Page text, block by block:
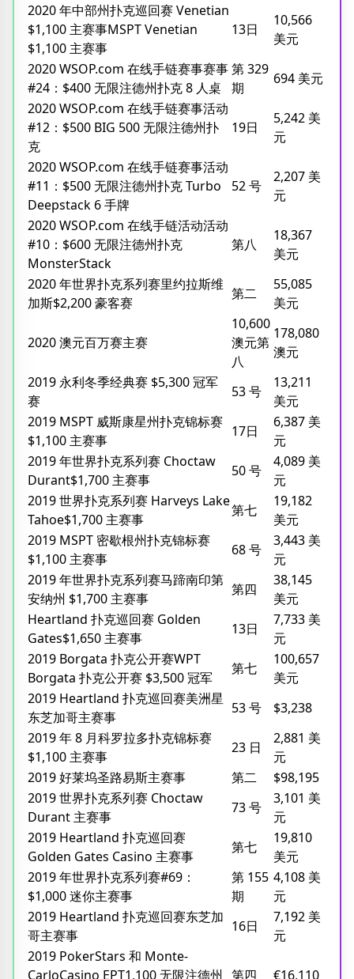
2020 年中部州扑克巡回赛 Venetian
$1,100 主赛事MSPT Venetian
$1,100 主赛事
13日
10,566
美元
2020 WSOP.com 在线手链赛事赛事
#24：$400 无限注德州扑克 8 人桌
第 329
期
694 美元
2020 WSOP.com 在线手链赛事活动
#12：$500 BIG 500 无限注德州扑
克
19日
5,242 美
元
2020 WSOP.com 在线手链赛事活动
#11：$500 无限注德州扑克 Turbo
Deepstack 6 手牌
52 号
2,207 美
元
2020 WSOP.com 在线手链活动活动
#10：$600 无限注德州扑克
MonsterStack
第八
18,367
美元
2020 年世界扑克系列赛里约拉斯维
加斯$2,200 豪客赛
第二
55,085
美元
2020 澳元百万赛主赛
10,600
澳元第
八
178,080
澳元
2019 永利冬季经典赛 $5,300 冠军
赛
53 号
13,211
美元
2019 MSPT 威斯康星州扑克锦标赛
$1,100 主赛事
17日
6,387 美
元
2019 年世界扑克系列赛 Choctaw
Durant$1,700 主赛事
50 号
4,089 美
元
2019 世界扑克系列赛 Harveys Lake
Tahoe$1,700 主赛事
第七
19,182
美元
2019 MSPT 密歇根州扑克锦标赛
$1,100 主赛事
68 号
3,443 美
元
2019 年世界扑克系列赛马蹄南印第
安纳州 $1,700 主赛事
第四
38,145
美元
Heartland 扑克巡回赛 Golden
Gates$1,650 主赛事
13日
7,733 美
元
2019 Borgata 扑克公开赛WPT
Borgata 扑克公开赛 $3,500 冠军
第七
100,657
美元
2019 Heartland 扑克巡回赛美洲星
东芝加哥主赛事
53 号
$3,238
2019 年 8 月科罗拉多扑克锦标赛
$1,100 主赛事
23 日
2,881 美
元
2019 好莱坞圣路易斯主赛事
第二
$98,195
2019 世界扑克系列赛 Choctaw
Durant 主赛事
73 号
3,101 美
元
2019 Heartland 扑克巡回赛
Golden Gates Casino 主赛事
第七
19,810
美元
2019 年世界扑克系列赛#69：
$1,000 迷你主赛事
第 155
期
4,108 美
元
2019 Heartland 扑克巡回赛东芝加
哥主赛事
16日
7,192 美
元
2019 PokerStars 和 Monte-
CarloCasino EPT1,100 无限注德州 第四 €16,110